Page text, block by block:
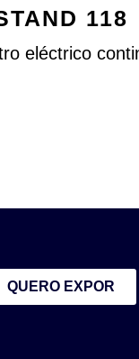
118
eléctrico
QUERO EXPOR